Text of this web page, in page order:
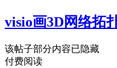
visio画3D网络拓
该帖子部分内容已隐藏
付费阅读